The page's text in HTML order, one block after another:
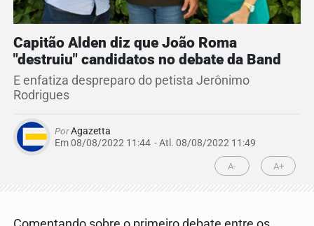
Capitão Alden diz que João Roma
"destruiu" candidatos no debate da Band
E enfatiza despreparo do petista Jerônimo
Rodrigues
PorAgazetta
Em 08/08/2022 11:44 - Atl. 08/08/2022 11:49
A- A+